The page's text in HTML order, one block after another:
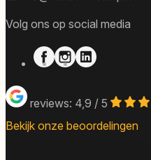
Volg ons op social media
reviews: 4,9 / 5
Bekijk onze beoordelingen